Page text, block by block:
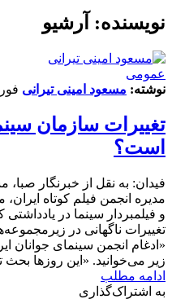
نویسنده: آرشیو
عمومی
نوشته: مسعود امینی تیرانی فوریه
تغییرات سازمان
است؟
فیدان: به نقل از خبرنگار
مدیره انجمن فیلم کوتاه
و فیلمبردار سینما در یادداشتی
تغییرات ناگهانی در
«ادغام انجمن سینمای جوانان
زیر می‌خوانید. «این روزها
ادامه مطلب
به اشتراک‌گذاری